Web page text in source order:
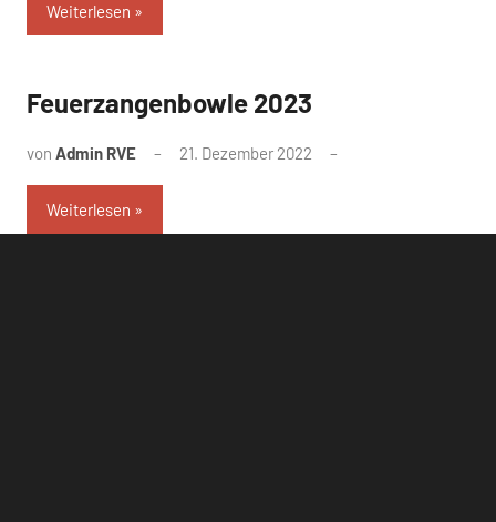
Weiterlesen
Feuerzangenbowle 2023
von Admin RVE 21. Dezember 2022
Weiterlesen